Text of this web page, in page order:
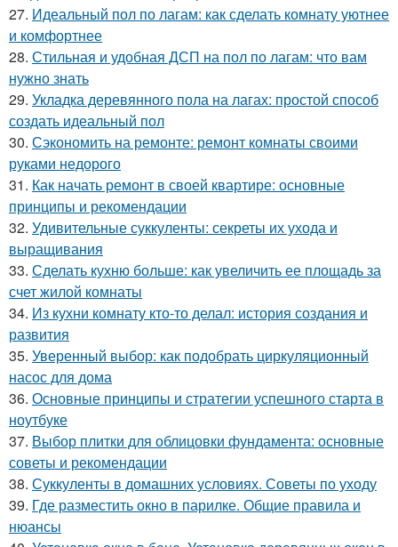
27. Идеальный пол по лагам: как сделать комнату уютнее
и комфортнее
28. Стильная и удобная ДСП на пол по лагам: что вам
нужно знать
29. Укладка деревянного пола на лагах: простой способ
создать идеальный пол
30. Сэкономить на ремонте: ремонт комнаты своими
руками недорого
31. Как начать ремонт в своей квартире: основные
принципы и рекомендации
32. Удивительные суккуленты: секреты их ухода и
выращивания
33. Сделать кухню больше: как увеличить ее площадь за
счет жилой комнаты
34. Из кухни комнату кто-то делал: история создания и
развития
35. Уверенный выбор: как подобрать циркуляционный
насос для дома
36. Основные принципы и стратегии успешного старта в
ноутбуке
37. Выбор плитки для облицовки фундамента: основные
советы и рекомендации
38. Суккуленты в домашних условиях. Советы по уходу
39. Где разместить окно в парилке. Общие правила и
нюансы